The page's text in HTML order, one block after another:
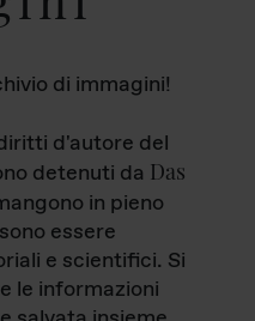
di immagini!
d'autore del
detenuti da Das
in pieno
essere
e scientifici. Si
le informazioni